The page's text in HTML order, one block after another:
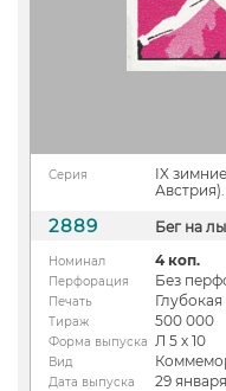
Серия
IX
Австрия).
2889 Бег на
Номинал 4 коп.
Перфорация Без
Печать Глубокая
Тираж 500 000
Форма выпуска Л 5 х 10
Вид
Дата выпуска 29 января